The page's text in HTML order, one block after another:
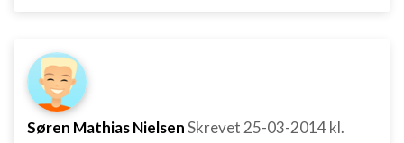
Søren Mathias NielsenSkrevet 25-03-2014kl.